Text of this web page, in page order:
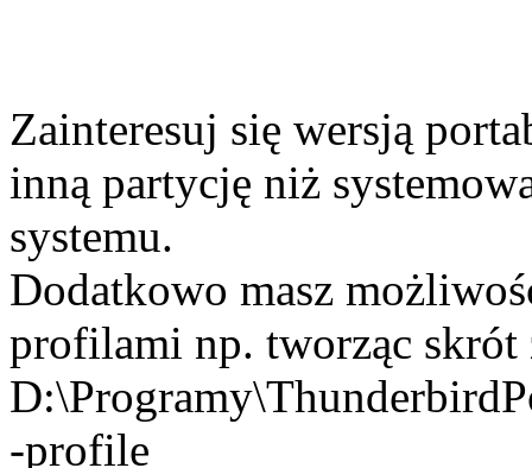
Zainteresuj się wersją
inną partycję niż
systemu.
Dodatkowo masz
profilami np. tworząc skrót
-profile